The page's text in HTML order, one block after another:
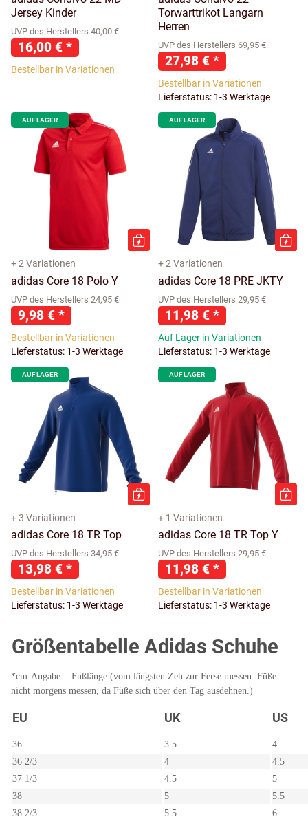
Jersey Kinder
UVP des Herstellers 40,00 €
16,00 € *
Bestellbar in Variationen
Torwarttrikot Langarn
Herren
UVP des Herstellers 69,95 €
27,98 € *
Bestellbar in Variationen
Lieferstatus: 1-3 Werktage
AUF LAGER
+ 2 Variationen
adidas Core 18 Polo Y
UVP des Herstellers 24,95 €
9,98 € *
Bestellbar in Variationen
Lieferstatus: 1-3 Werktage
AUF LAGER
+ 2 Variationen
adidas Core 18 PRE JKTY
UVP des Herstellers 29,95 €
11,98 € *
Auf Lager in Variationen
Lieferstatus: 1-3 Werktage
AUF LAGER
+ 3 Variationen
adidas Core 18 TR Top
UVP des Herstellers 34,95 €
13,98 € *
Bestellbar in Variationen
Lieferstatus: 1-3 Werktage
AUF LAGER
+ 1 Variationen
adidas Core 18 TR Top Y
UVP des Herstellers 29,95 €
11,98 € *
Bestellbar in Variationen
Lieferstatus: 1-3 Werktage
Größentabelle Adidas Schuhe
*cm-Angabe = Fußlänge (vom längsten Zeh zur Ferse messen. Füße
nicht morgens messen, da Füße sich über den Tag ausdehnen.)
EU UK US
36 3.5
4
36 2/3
4
4.5
37 1/3
4.5
5
38
5
5.5
38 2/3
5.5
6